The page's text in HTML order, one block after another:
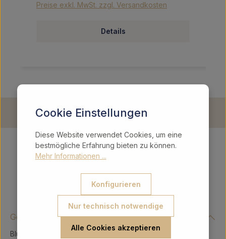
Preise exkl. MwSt. zzgl. Versandkosten
Details
Gerry Intergeschenke Ges.m.b.H.
Blühnbachstraße 9
Cookie Einstellungen
Diese Website verwendet Cookies, um eine
bestmögliche Erfahrung bieten zu können.
Mehr Informationen ...
Nur technisch notwendige
Konfigurieren
Alle Cookies akzeptieren